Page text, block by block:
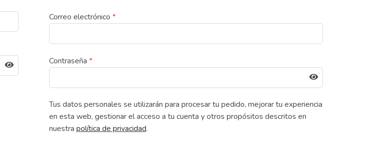
Correo electrónico *
Contraseña *
Tus datos personales se utilizarán para procesar tu pedido, mejorar tu experiencia
en esta web, gestionar el acceso a tu cuenta y otros propósitos descritos en
nuestra política de privacidad.